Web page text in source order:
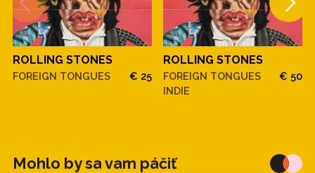
ROLLING STONES
FOREIGN TONGUES € 25
ROLLING STONES
FOREIGN TONGUES
INDIE
€ 50
Mohlo by sa vam páčiť